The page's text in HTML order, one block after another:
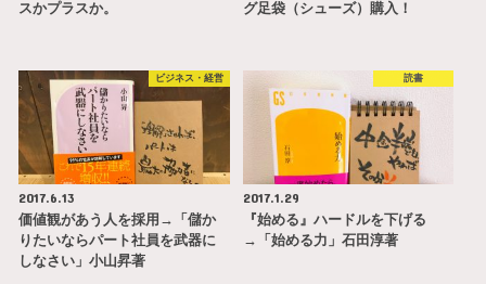
スかプラスか。
グ足袋（シューズ）購入！
ビジネス・経営
2017.6.13
価値観があう人を採用→「儲か
りたいならパート社員を武器に
しなさい」小山昇著
読書
2017.1.29
『始める』ハードルを下げる
→「始める力」石田淳著